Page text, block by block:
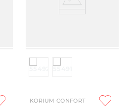
KORIUM CONFORT